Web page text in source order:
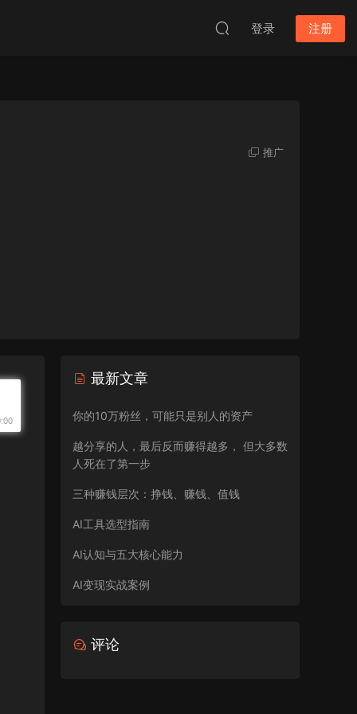
登录 注册
推广
最新文章
你的10万粉丝，可能只是别人的资产
越分享的人，最后反而赚得越多， 但大多数
人死在了第一步
三种赚钱层次：挣钱、赚钱、值钱
AI工具选型指南
AI认知与五大核心能力
AI变现实战案例
评论